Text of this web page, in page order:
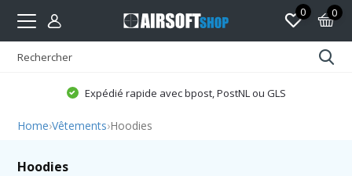
0 0
Expédié rapide avec bpost, PostNL ou GLS
Home›Vêtements›Hoodies
Hoodies